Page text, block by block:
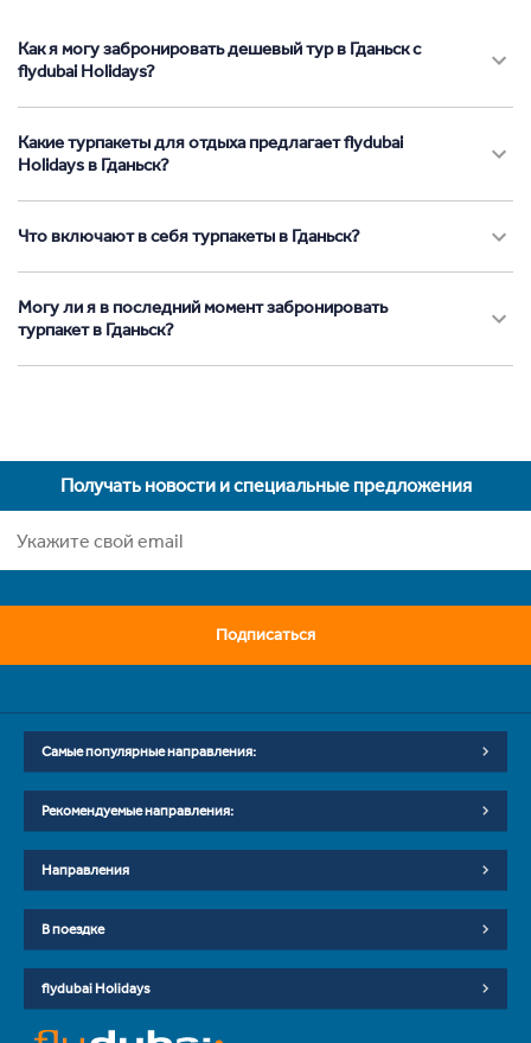
Как я могу забронировать дешевый тур в Гданьск с
flydubai Holidays?
Какие турпакеты для отдыха предлагает flydubai
Holidays в Гданьск?
Что включают в себя турпакеты в Гданьск?
Могу ли я в последний момент забронировать
турпакет в Гданьск?
Получать новости и специальные предложения
Подписаться
Самые популярные направления:
Рекомендуемые направления:
Направления
В поездке
flydubai Holidays